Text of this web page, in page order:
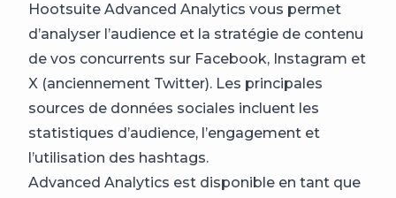
Hootsuite Advanced Analytics vous permet
d’analyser l’audience et la stratégie de contenu
de vos concurrents sur Facebook, Instagram et
X (anciennement Twitter). Les principales
sources de données sociales incluent les
statistiques d’audience, l’engagement et
l’utilisation des hashtags.
Advanced Analytics est disponible en tant que